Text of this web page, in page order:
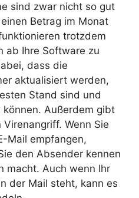
sind zwar nicht so gut
Betrag im Monat
trotzdem
ab Ihre Software zu
dass die
aktualisiert werden,
Stand sind und
Außerdem gibt
Wenn Sie
Mail empfangen,
den Absender kennen
macht. Auch wenn Ihr
der Mail steht, kann es